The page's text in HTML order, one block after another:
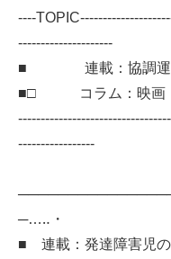
----
---------------------
■ 連載：協調運動
■□ コラム：映画『
-----------------
─…‥・
■ 連載：発達障害児の